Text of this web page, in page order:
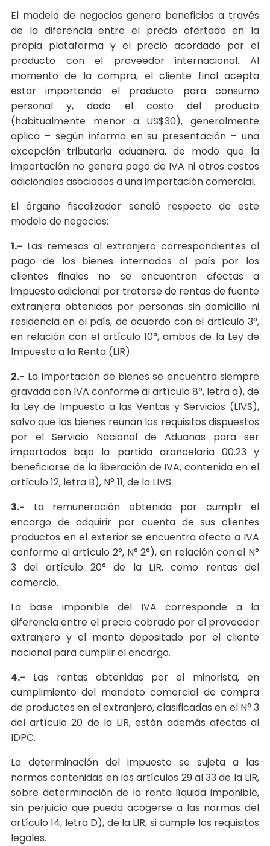
El modelo de negocios genera beneficios a través
de la diferencia entre el precio ofertado en la
propia plataforma y el precio acordado por el
producto con el proveedor internacional. Al
momento de la compra, el cliente final acepta
estar importando el producto para consumo
personal y, dado el costo del producto
(habitualmente menor a US$30), generalmente
aplica – según informa en su presentación – una
excepción tributaria aduanera, de modo que la
importación no genera pago de IVA ni otros costos
adicionales asociados a una importación comercial.
El órgano fiscalizador señaló respecto de este
modelo de negocios:
1.- Las remesas al extranjero correspondientes al
pago de los bienes internados al país por los
clientes finales no se encuentran afectas a
impuesto adicional por tratarse de rentas de fuente
extranjera obtenidas por personas sin domicilio ni
residencia en el país, de acuerdo con el artículo 3°,
en relación con el artículo 10°, ambos de la Ley de
Impuesto a la Renta (LIR).
2.- La importación de bienes se encuentra siempre
gravada con IVA conforme al artículo 8°, letra a), de
la Ley de Impuesto a las Ventas y Servicios (LIVS),
salvo que los bienes reúnan los requisitos dispuestos
por el Servicio Nacional de Aduanas para ser
importados bajo la partida arancelaria 00.23 y
beneficiarse de la liberación de IVA, contenida en el
artículo 12, letra B), N° 11, de la LIVS.
3.- La remuneración obtenida por cumplir el
encargo de adquirir por cuenta de sus clientes
productos en el exterior se encuentra afecta a IVA
conforme al artículo 2°, N° 2°), en relación con el N°
3 del artículo 20° de la LIR, como rentas del
comercio.
La base imponible del IVA corresponde a la
diferencia entre el precio cobrado por el proveedor
extranjero y el monto depositado por el cliente
nacional para cumplir el encargo.
4.- Las rentas obtenidas por el minorista, en
cumplimiento del mandato comercial de compra
de productos en el extranjero, clasificadas en el N° 3
del artículo 20 de la LIR, están además afectas al
IDPC.
La determinación del impuesto se sujeta a las
normas contenidas en los artículos 29 al 33 de la LIR,
sobre determinación de la renta líquida imponible,
sin perjuicio que pueda acogerse a las normas del
artículo 14, letra D), de la LIR, si cumple los requisitos
legales.